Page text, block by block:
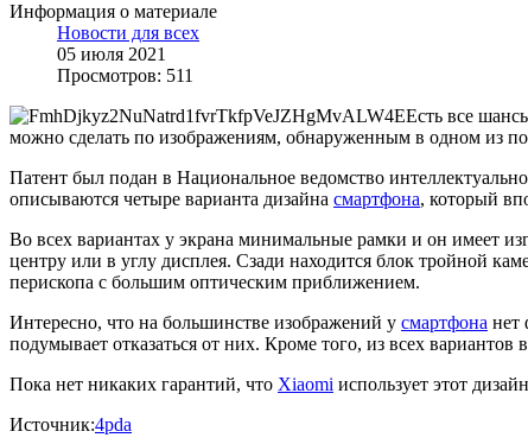
Информация о материале
Новости для всех
05 июля 2021
Просмотров: 511
Есть все
можно сделать по изображениям, обнаруженным в одном из
Патент был подан в Национальное ведомство
описываются четыре варианта дизайна смартфона, который
Во всех вариантах у экрана минимальные рамки и он имеет
центру или в углу дисплея. Сзади находится блок тройной
перископа с большим оптическим приближением.
Интересно, что на большинстве изображений у смартфона нет
подумывает отказаться от них. Кроме того, из всех
Пока нет никаких гарантий, что Xiaomi использует этот
Источник:4pda